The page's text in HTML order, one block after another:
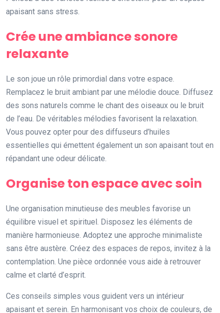
apaisant sans stress.
Crée une ambiance sonore
relaxante
Le son joue un rôle primordial dans votre espace.
Remplacez le bruit ambiant par une mélodie douce. Diffusez
des sons naturels comme le chant des oiseaux ou le bruit
de l’eau. De véritables mélodies favorisent la relaxation.
Vous pouvez opter pour des diffuseurs d’huiles
essentielles qui émettent également un son apaisant tout en
répandant une odeur délicate.
Organise ton espace avec soin
Une organisation minutieuse des meubles favorise un
équilibre visuel et spirituel. Disposez les éléments de
manière harmonieuse. Adoptez une approche minimaliste
sans être austère. Créez des espaces de repos, invitez à la
contemplation. Une pièce ordonnée vous aide à retrouver
calme et clarté d’esprit.
Ces conseils simples vous guident vers un intérieur
apaisant et serein. En harmonisant vos choix de couleurs, de